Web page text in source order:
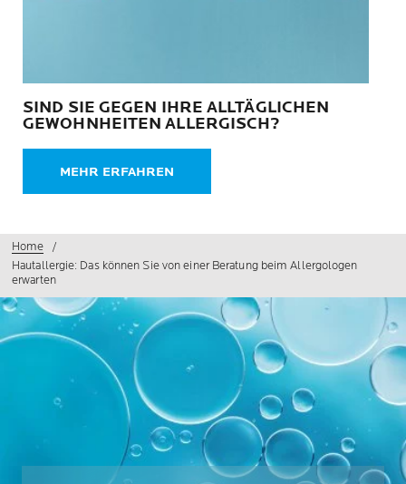
SIND SIE GEGEN IHRE ALLTÄGLICHEN
GEWOHNHEITEN ALLERGISCH?
MEHR ERFAHREN
Home
Hautallergie: Das können Sie von einer Beratung beim Allergologen
erwarten